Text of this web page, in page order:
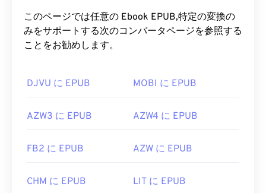
このページでは任意の Ebook EPUB,特定の変換の
みをサポートする次のコンバータページを参照する
ことをお勧めします。
DJVU に EPUB MOBI に EPUB
AZW3 に EPUB AZW4 に EPUB
FB2 に EPUB AZW に EPUB
CHM に EPUB LIT に EPUB